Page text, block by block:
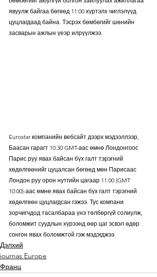
явуулж байгаа бөгөөд 11:00 хүртэлх чиглэлүүд
цуцлагдаад байна. Тэсрэх бөмбөгийг шөнийн
засварын ажлын үеэр илрүүлжээ.
Eurostar компанийн вебсайт дээрх мэдээллээр,
Баасан гарагт 10:30 GMT-аас өмнө Лондонгоос
Парис руу явах байсан бүх галт тэрэгний
хөдөлгөөнийг цуцалсан бөгөөд мөн Парисаас
Лондон руу орон нутгийн цагаар 11:00 (GMT
10:00)-аас өмнө явах байсан бүх галт тэрэгний
хөдөлгөөн цуцлагдсан гэжээ. Тус компани
зорчигчдод тасалбараа үнэ төлбөргүй солиулж,
боломжит суудлын хүрээнд өөр цаг эсвэл өдөр
сонгон явах боломжтой гэж мэдэгджээ.
Дэлхий
journas Europe
Франц